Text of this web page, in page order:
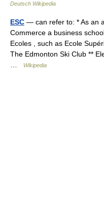
Deutsch Wikipedia
ESC — can refer to: * As an
Commerce a business
Ecoles , such as Ecole
The Edmonton Ski Club **
Wikipedia